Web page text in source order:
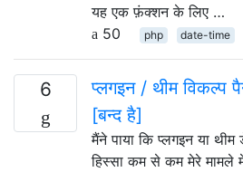
यह एक फ़ंक्शन के लिए …
50
php date-time
6
प्लगइन / थीम विकल्प
[बन्द है]
मैंने पाया कि प्लगइन या
हिस्सा कम से कम मेरे मामले